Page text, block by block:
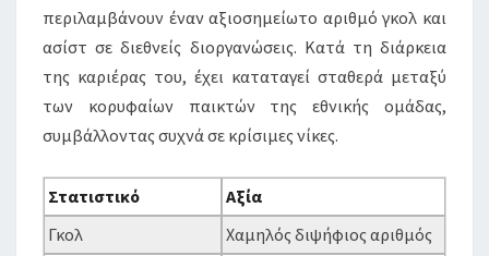
περιλαμβάνουν έναν αξιοσημείωτο αριθμό γκολ και
ασίστ σε διεθνείς διοργανώσεις. Κατά τη διάρκεια
της καριέρας του, έχει καταταγεί σταθερά μεταξύ
των κορυφαίων παικτών της εθνικής ομάδας,
συμβάλλοντας συχνά σε κρίσιμες νίκες.
Στατιστικό
Αξία
Γκολ
Χαμηλός διψήφιος αριθμός